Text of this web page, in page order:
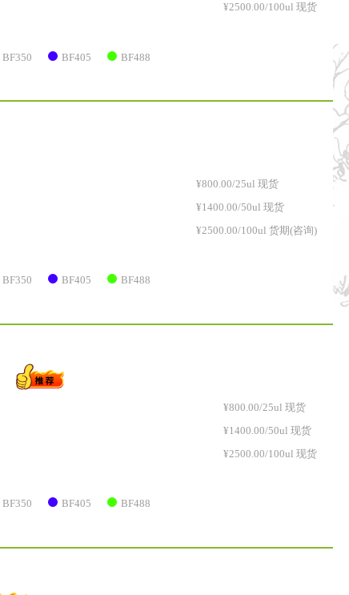
BF350 BF405 BF488
¥2500.00/100ul 现货
BF350 BF405 BF488
¥800.00/25ul 现货
¥1400.00/50ul 现货
¥2500.00/100ul 货期(咨询)
BF350 BF405 BF488
¥800.00/25ul 现货
¥1400.00/50ul 现货
¥2500.00/100ul 现货